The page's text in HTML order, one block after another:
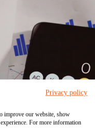
Privacy policy
improve our website, show
For more information